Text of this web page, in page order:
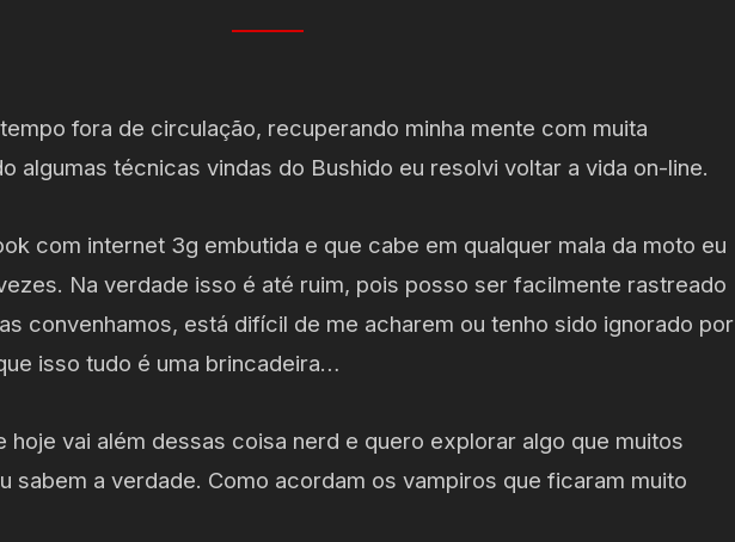
fora de circulação, recuperando minha mente com muita
algumas técnicas vindas do Bushido eu resolvi voltar a vida on-line.
com internet 3g embutida e que cabe em qualquer mala da moto eu
Na verdade isso é até ruim, pois posso ser facilmente rastreado
convenhamos, está difícil de me acharem ou tenho sido ignorado por
isso tudo é uma brincadeira…
hoje vai além dessas coisa nerd e quero explorar algo que muitos
sabem a verdade. Como acordam os vampiros que ficaram muito